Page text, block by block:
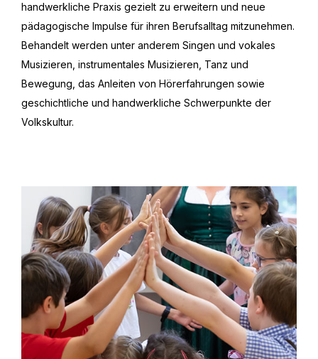
handwerkliche Praxis gezielt zu erweitern und neue
pädagogische Impulse für ihren Berufsalltag mitzunehmen.
Behandelt werden unter anderem Singen und vokales
Musizieren, instrumentales Musizieren, Tanz und
Bewegung, das Anleiten von Hörerfahrungen sowie
geschichtliche und handwerkliche Schwerpunkte der
Volkskultur.